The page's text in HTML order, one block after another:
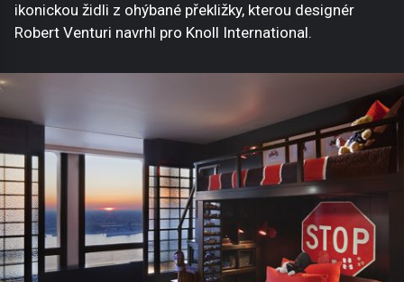
ikonickou židli z ohýbané překližky, kterou designér
Robert Venturi navrhl pro Knoll International.